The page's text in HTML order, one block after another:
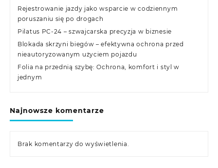
Rejestrowanie jazdy jako wsparcie w codziennym
poruszaniu się po drogach
Pilatus PC-24 – szwajcarska precyzja w biznesie
Blokada skrzyni biegów – efektywna ochrona przed
nieautoryzowanym użyciem pojazdu
Folia na przednią szybę: Ochrona, komfort i styl w
jednym
Najnowsze komentarze
Brak komentarzy do wyświetlenia.